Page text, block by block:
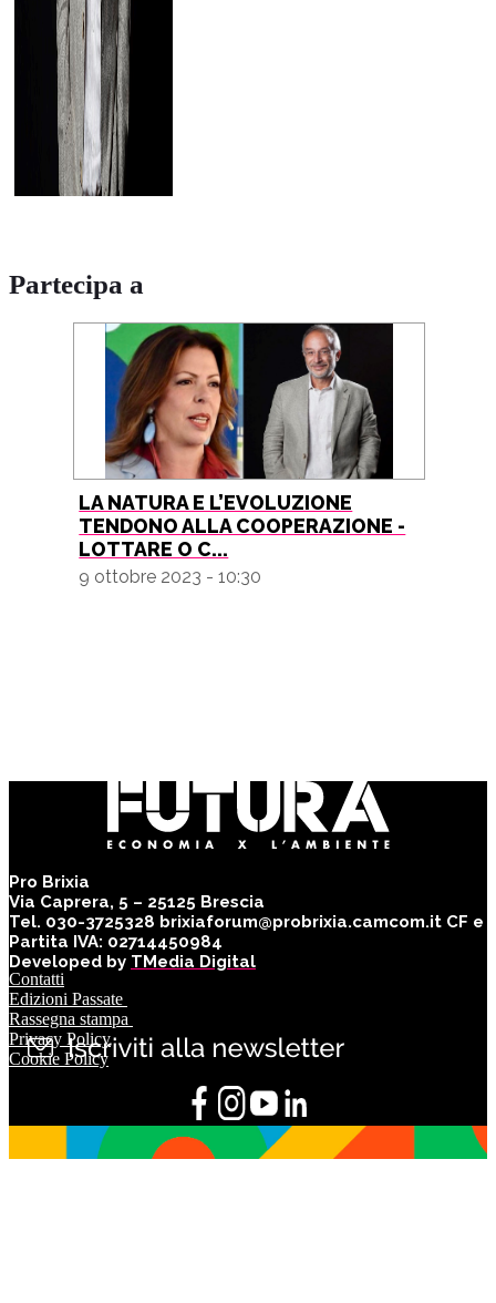
Partecipa a
LA NATURA E L’EVOLUZIONE
TENDONO ALLA COOPERAZIONE -
LOTTARE O C...
9 ottobre 2023 - 10:30
Pro Brixia
Via Caprera, 5 – 25125 Brescia
Tel. 030-3725328 brixiaforum@probrixia.camcom.it CF e
Partita IVA: 02714450984
Developed by TMedia Digital
Contatti
Edizioni Passate
Rassegna stampa
Privacy Policy
Cookie Policy